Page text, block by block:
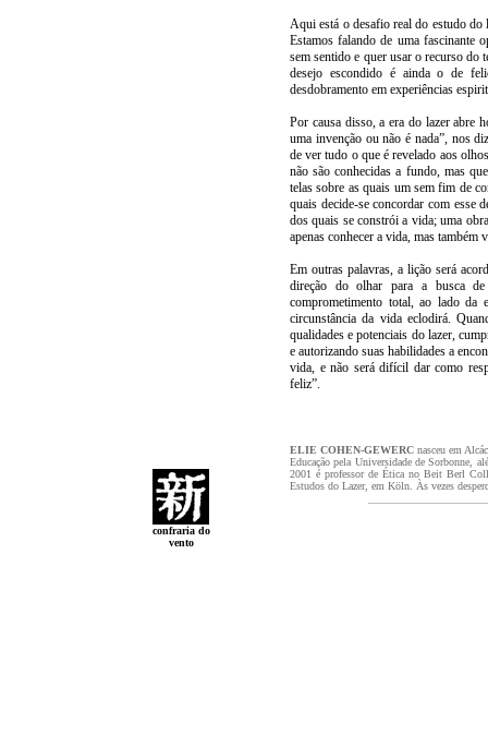
Aqui está o desafio real do estudo do
Estamos falando de uma fascinante
sem sentido e quer usar o recurso do
desejo escondido é ainda o de
desdobramento em experiências
Por causa disso, a era do lazer abre
uma invenção ou não é nada”, nos
de ver tudo o que é revelado aos
não são conhecidas a fundo, mas
telas sobre as quais um sem fim de
quais decide-se concordar com esse
dos quais se constrói a vida; uma
apenas conhecer a vida, mas também
Em outras palavras, a lição será
direção do olhar para a busca
comprometimento total, ao lado da
circunstância da vida eclodirá.
qualidades e potenciais do lazer,
e autorizando suas habilidades a
vida, e não será difícil dar como
feliz”.
ELIE COHEN-GEWERC nasceu em
Educação pela Universidade de Sorbonne,
2001 é professor de Ética no Beit Berl
Estudos do Lazer, em Köln. Às vezes
confraria do
vento